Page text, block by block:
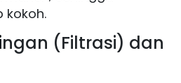
kokoh.
(Filtrasi) dan